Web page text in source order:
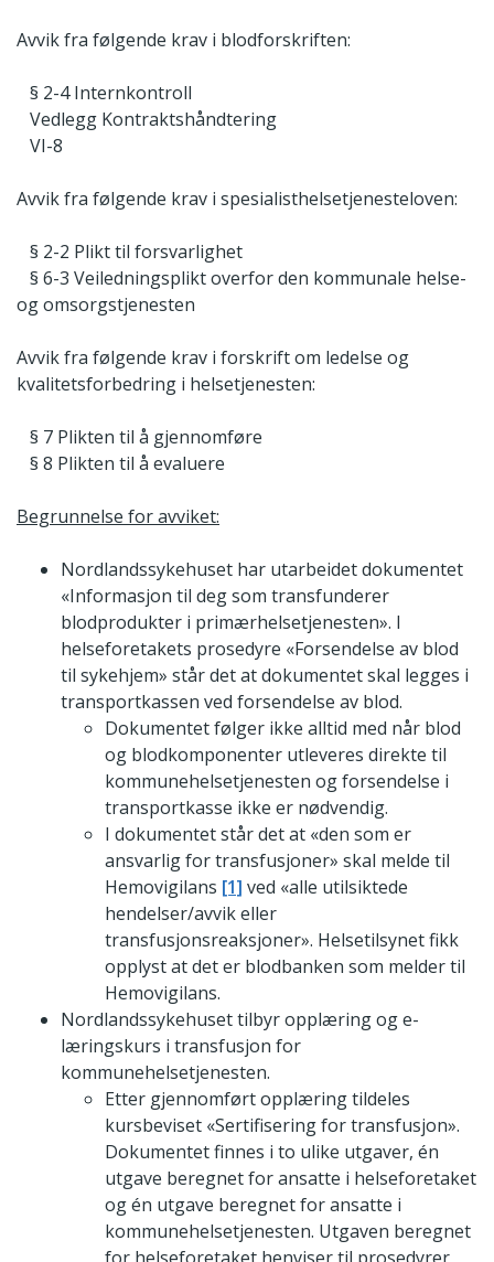
Avvik fra følgende krav i blodforskriften:
§ 2-4 Internkontroll
Vedlegg Kontraktshåndtering
VI-8
Avvik fra følgende krav i spesialisthelsetjenesteloven:
§ 2-2 Plikt til forsvarlighet
§ 6-3 Veiledningsplikt overfor den kommunale helse-
og omsorgstjenesten
Avvik fra følgende krav i forskrift om ledelse og
kvalitetsforbedring i helsetjenesten:
§ 7 Plikten til å gjennomføre
§ 8 Plikten til å evaluere
Begrunnelse for avviket:
Nordlandssykehuset har utarbeidet dokumentet
«Informasjon til deg som transfunderer
blodprodukter i primærhelsetjenesten». I
helseforetakets prosedyre «Forsendelse av blod
til sykehjem» står det at dokumentet skal legges i
transportkassen ved forsendelse av blod.
Dokumentet følger ikke alltid med når blod
og blodkomponenter utleveres direkte til
kommunehelsetjenesten og forsendelse i
transportkasse ikke er nødvendig.
I dokumentet står det at «den som er
ansvarlig for transfusjoner» skal melde til
Hemovigilans [1] ved «alle utilsiktede
hendelser/avvik eller
transfusjonsreaksjoner». Helsetilsynet fikk
opplyst at det er blodbanken som melder til
Hemovigilans.
Nordlandssykehuset tilbyr opplæring og e-
læringskurs i transfusjon for
kommunehelsetjenesten.
Etter gjennomført opplæring tildeles
kursbeviset «Sertifisering for transfusjon».
Dokumentet finnes i to ulike utgaver, én
utgave beregnet for ansatte i helseforetaket
og én utgave beregnet for ansatte i
kommunehelsetjenesten. Utgaven beregnet
for helseforetaket henviser til prosedyrer